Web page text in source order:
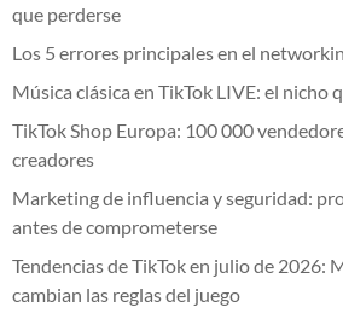
que perderse
Los 5 errores principales en el
Música clásica en TikTok LIVE: el nicho
TikTok Shop Europa: 100 000
creadores
Marketing de influencia y seguridad:
antes de comprometerse
Tendencias de TikTok en julio de 2026:
cambian las reglas del juego